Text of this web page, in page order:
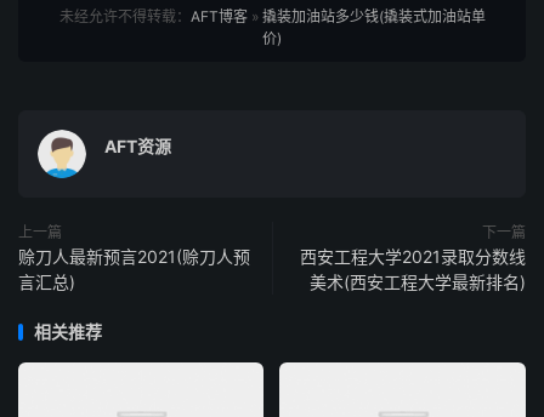
未经允许不得转载： AFT博客» 撬装加油站多少钱(撬装式加油站单
价)
AFT资源
上一篇
赊刀人最新预言2021(赊刀人预
言汇总)
下一篇
西安工程大学2021录取分数线
美术(西安工程大学最新排名)
相关推荐